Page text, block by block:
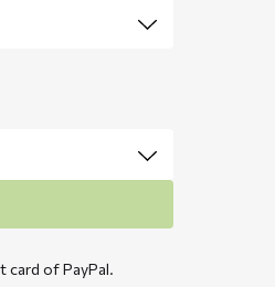
card of PayPal.